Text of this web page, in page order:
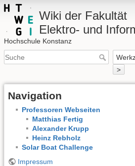
Wiki der Fakultät
Elektro- und
Hochschule Konstanz
>
Navigation
Professoren Webseiten
Matthias Fertig
Alexander Krupp
Heinz Rebholz
Solar Boat Challenge
Impressum